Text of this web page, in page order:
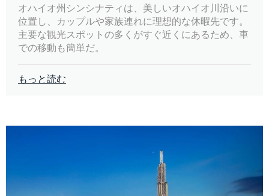
オハイオ州シンシナティは、美しいオハイオ川沿いに
位置し、カップルや家族連れに理想的な休暇先です。
主要な観光スポットの多くがすぐ近くにあるため、車
での移動も簡単だ。
もっと読む